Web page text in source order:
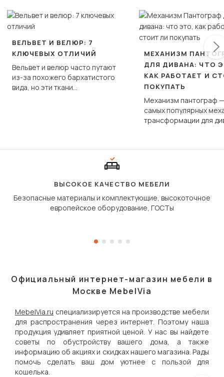
ВЕЛЬВЕТ И ВЕЛЮР: 7
КЛЮЧЕВЫХ ОТЛИЧИЙ
Вельвет и велюр часто путают
из-за похожего бархатистого
вида, но эти ткани
МЕХАНИЗМ
ДЛЯ ДИВАНА: ЧТО
КАК РАБОТАЕТ И
ПОКУПАТЬ
Механизм пантограф
самых популярных
трансформации для
сиденье не
дугообразной
ВЫСОКОЕ КАЧЕСТВО МЕБЕЛИ
Безопасные материалы и комплектующие, высокоточное
европейское оборудование, ГОСТы
Официальный интернет-магазин мебели в
Москве MebelVia
MebelVia.ru специализируется на производстве мебели
для распространения через интернет. Поэтому наша
продукция удивляет приятной ценой. У нас вы найдете
советы по обустройству вашего дома, а также
информацию об акциях и скидках нашего магазина. Рады
помочь сделать ваш дом уютнее с пользой для
кошелька.